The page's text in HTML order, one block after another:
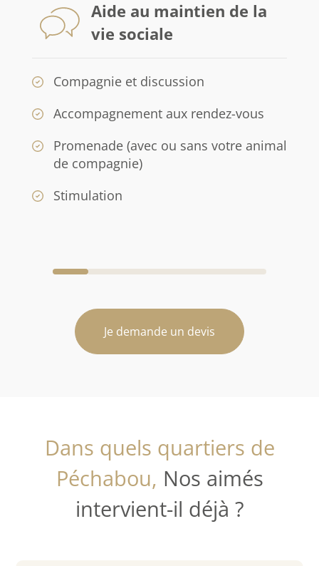
Aide au maintien de la
vie sociale
Compagnie et discussion
Accompagnement aux rendez-vous
Promenade (avec ou sans votre animal
de compagnie)
Stimulation
Je demande un devis
Dans quels quartiers de
Péchabou, Nos aimés
intervient-il déjà ?